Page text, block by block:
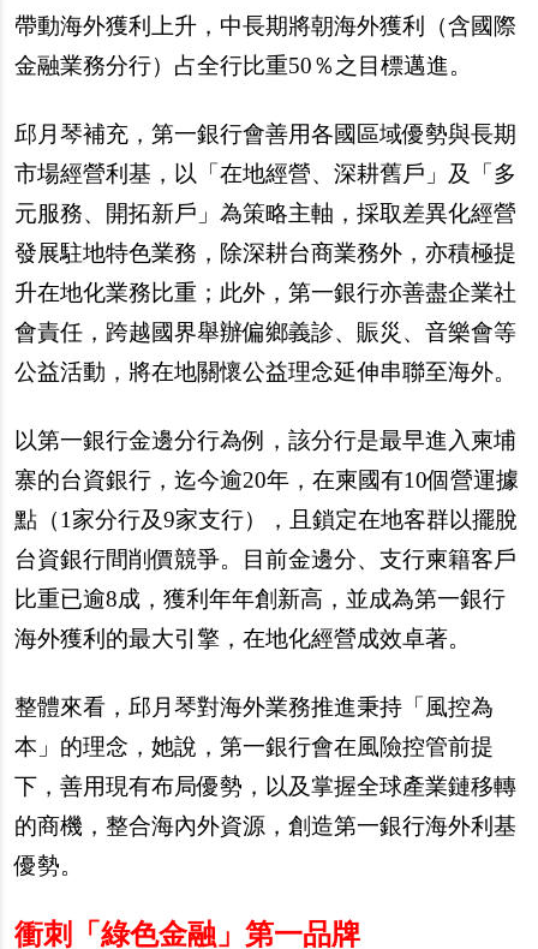
帶動海外獲利上升，中長期將朝海外獲利（含國際
金融業務分行）占全行比重50％之目標邁進。
邱月琴補充，第一銀行會善用各國區域優勢與長期
市場經營利基，以「在地經營、深耕舊戶」及「多
元服務、開拓新戶」為策略主軸，採取差異化經營
發展駐地特色業務，除深耕台商業務外，亦積極提
升在地化業務比重；此外，第一銀行亦善盡企業社
會責任，跨越國界舉辦偏鄉義診、賑災、音樂會等
公益活動，將在地關懷公益理念延伸串聯至海外。
以第一銀行金邊分行為例，該分行是最早進入柬埔
寨的台資銀行，迄今逾20年，在柬國有10個營運據
點（1家分行及9家支行），且鎖定在地客群以擺脫
台資銀行間削價競爭。目前金邊分、支行柬籍客戶
比重已逾8成，獲利年年創新高，並成為第一銀行
海外獲利的最大引擎，在地化經營成效卓著。
整體來看，邱月琴對海外業務推進秉持「風控為
本」的理念，她說，第一銀行會在風險控管前提
下，善用現有布局優勢，以及掌握全球產業鏈移轉
的商機，整合海內外資源，創造第一銀行海外利基
優勢。
衝刺「綠色金融」第一品牌